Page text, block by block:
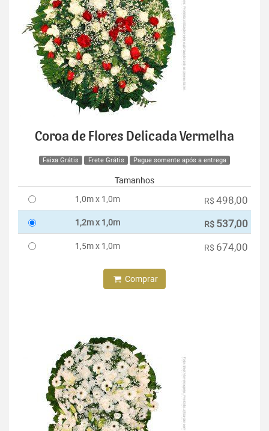
Coroa de Flores Delicada Vermelha
Faixa Grátis Frete Grátis Pague somente após a entrega
Tamanhos
1,0m x 1,0m
R$ 498,00
1,2m x 1,0m R$ 537,00
1,5m x 1,0m R$ 674,00
Comprar